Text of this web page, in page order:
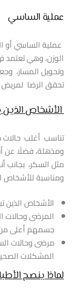
عملية الساسي
عملية الساسي أو
الوزن، وهي تعتمد
وتحويل المسار،
تحقق الرضا
الأشخاص
تناسب أغلب حالات
ومذهلة، فضلًا عن
مثل السكر، بجانب
ومناسبة للأشخاص
الأشخاص الذين تبلغ
المرضى وحالات
جسمهم أعلى من
المشكلات
لماذا ينصح